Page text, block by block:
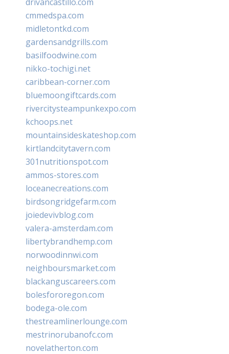
cmmedspa.com
midletontkd.com
gardensandgrills.com
basilfoodwine.com
nikko-tochigi.net
caribbean-corner.com
bluemoongiftcards.com
rivercitysteampunkexpo.com
kchoops.net
mountainsideskateshop.com
kirtlandcitytavern.com
301nutritionspot.com
ammos-stores.com
loceanecreations.com
birdsongridgefarm.com
joiedevivblog.com
valera-amsterdam.com
libertybrandhemp.com
norwoodinnwi.com
neighboursmarket.com
blackanguscareers.com
bolesfororegon.com
bodega-ole.com
thestreamlinerlounge.com
mestrinorubanofc.com
novelatherton.com